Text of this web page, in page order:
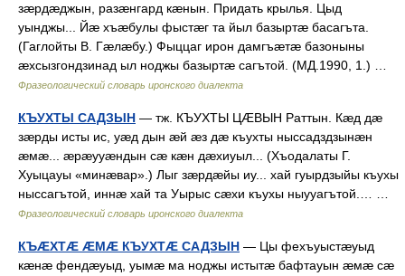
зæрдæджын, разæнгард кæнын. Придать крылья. Цыд
уынджы... Йæ хъæбулы фыстæг та йыл базыртæ басагъта.
(Гаглойты В. Гæлæбу.) Фыццаг ирон дамгъæтæ базоныны
æхсызгондзинад ыл ноджы базыртæ сагътой. (МД.1990, 1.) …
Фразеологический словарь иронского диалекта
КЪУХТЫ САДЗЫН — тж. КЪУХТЫ ЦÆВЫН Раттын. Кæд дæ
зæрды исты ис, уæд дын æй æз дæ къухты ныссадздзынæн
æмæ... æрæууæндын сæ кæн дæхиуыл... (Хъодалаты Г.
Хуыцауы «минæвар».) Лыг зæрдæйы иу... хай гуырдзыйы къухы
ныссагътой, иннæ хай та Уырыс сæхи къухы ныууагътой.… …
Фразеологический словарь иронского диалекта
КЪÆХТÆ ÆМÆ КЪУХТÆ САДЗЫН — Цы фехъуыстæуыд
кæнæ фендæуыд, уымæ ма ноджы истытæ бафтауын æмæ сæ